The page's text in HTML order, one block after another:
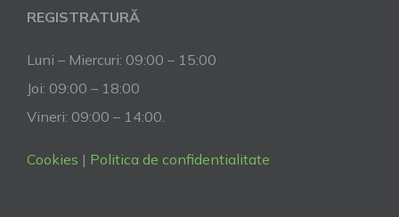
REGISTRATURĂ
Luni – Miercuri: 09:00 – 15:00
Joi: 09:00 – 18:00
Vineri: 09:00 – 14:00.
Cookies | Politica de confidentialitate